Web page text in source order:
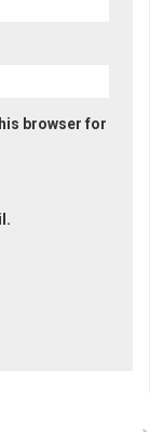
browser for